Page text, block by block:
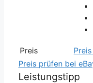
Preis
Preis prüfen bei
Leistungstipp